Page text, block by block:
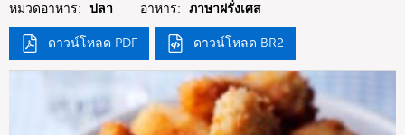
หมวดอาหาร: ปลา อาหาร: ภาษาฝรั่งเศส
ดาวน์โหลด PDF ดาวน์โหลด BR2